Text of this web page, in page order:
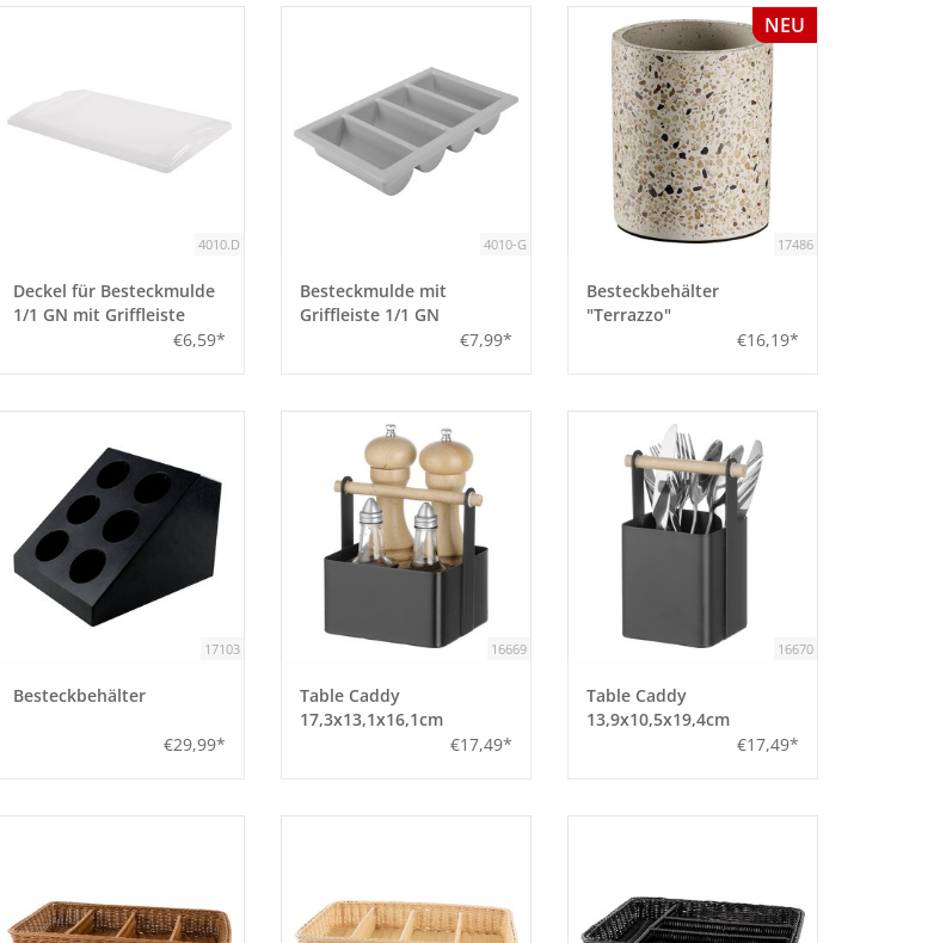
4010.D
Deckel für Besteckmulde
1/1 GN mit Griffleiste
€6,59*
4010-G
Besteckmulde mit
Griffleiste 1/1 GN
€7,99*
NEU
17486
Besteckbehälter
"Terrazzo"
€16,19*
17103
Besteckbehälter
€29,99*
16669
Table Caddy
17,3x13,1x16,1cm
€17,49*
16670
Table Caddy
13,9x10,5x19,4cm
€17,49*